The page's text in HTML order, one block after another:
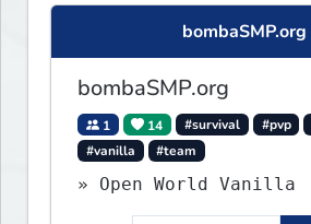
bombaSMP.org
bombaSMP.org
1 14 #survival #pvp
#vanilla
#team
» Open World Vanilla